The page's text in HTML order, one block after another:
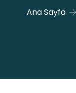
Ana Sayfa